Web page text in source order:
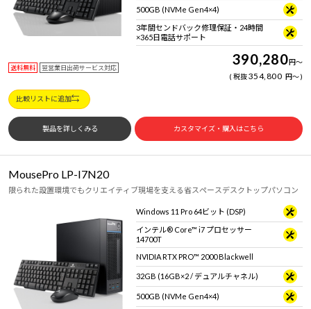
500GB (NVMe Gen4×4)
3年間センドバック修理保証・24時間
×365日電話サポート
送料無料 翌営業日出荷サービス対応 390,280円～
税抜354,800 円～
比較リストに追加
製品を詳しくみる カスタマイズ・購入はこちら
MousePro LP-I7N20
限られた設置環境でもクリエイティブ現場を支える省スペースデスクトップパソコン
Windows 11 Pro 64ビット (DSP)
インテル® Core™ i7 プロセッサー
14700T
NVIDIA RTX PRO™ 2000 Blackwell
32GB (16GB×2 / デュアルチャネル)
500GB (NVMe Gen4×4)